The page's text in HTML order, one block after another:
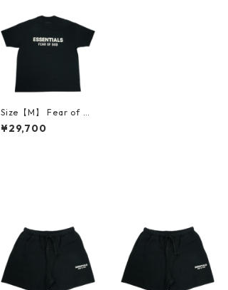
Size【M】 Fear of G
od フィアーオブゴッ
ド Essentials Classic
¥29,700